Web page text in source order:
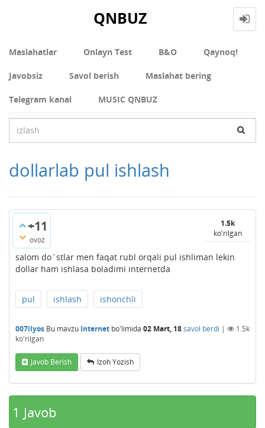
QNBUZ
Maslahatlar Onlayn Test В&О Qaynoq!
Javobsiz Savol berish Maslahat bering
Telegram kanal MUSIC QNBUZ
dollarlab pul ishlash
+11
ovoz
1.5k
ko'rilgan
salom do`stlar men faqat rubl orqali pul ishliman lekin
dollar ham ishlasa boladimi internetda
pul ishlash ishonchli
007ilyos Bu mavzu Internet bo'limida 02 Mart, 18savol berdi |
1.5k
ko'rilgan
Javob Berish Izoh Yozish
1 Javob